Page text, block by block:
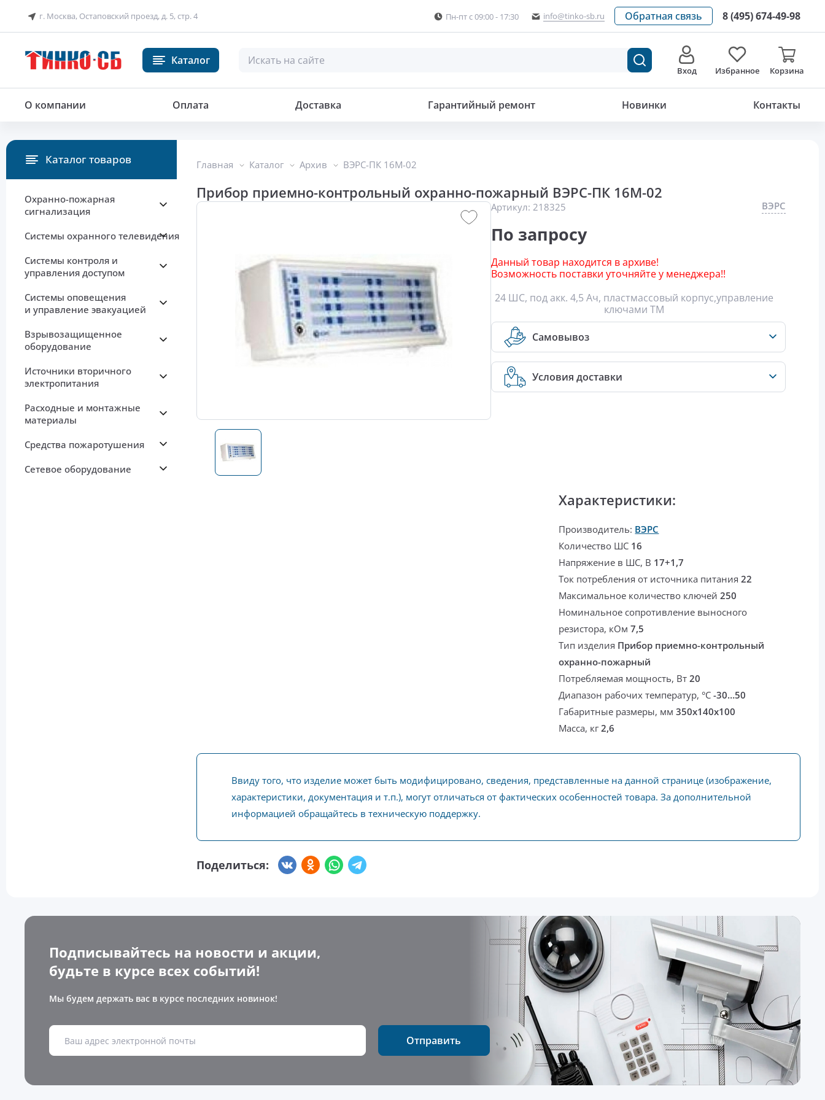
г. Москва, Остаповский проезд, д. 5, стр. 4 Пн-пт с 09:00 - 17:30 info@tinko-sb.ru Обратная связь 8 (495) 674-49-98
Каталог
Вход Избранное Корзина
О компании Оплата Доставка Гарантийный ремонт Новинки Контакты
Главная Каталог Архив ВЭРС-ПК 16М-02
Прибор приемно-контрольный охранно-пожарный ВЭРС-ПК 16М-02
Артикул: 218325 ВЭРС
По запросу
Данный товар находится в архиве!
Возможность поставки уточняйте у менеджера!!
24 ШС, под акк. 4,5 Ач, пластмассовый корпус,управление
ключами ТМ
Самовывоз
Условия доставки
Характеристики:
Производитель: ВЭРС
Количество ШС 16
Напряжение в ШС, В 17+1,7
Ток потребления от источника питания22
Максимальное количество ключей250
Номинальное сопротивление выносного
резистора, кОм7,5
Тип изделия Прибор приемно-контрольный
охранно-пожарный
Потребляемая мощность, Вт20
Диапазон рабочих температур, °С-30…50
Габаритные размеры, мм350х140х100
Масса, кг2,6
Ввиду того, что изделие может быть модифицировано, сведения, представленные на данной странице (изображение,
характеристики, документация и т.п.), могут отличаться от фактических особенностей товара. За дополнительной
информацией обращайтесь в техническую поддержку.
Поделиться:
Каталог товаров
Охранно-пожарная
сигнализация
Системы охранного телевидения
Системы контроля и
управления доступом
Системы оповещения
и управление эвакуацией
Взрывозащищенное
оборудование
Источники вторичного
электропитания
Расходные и монтажные
материалы
Средства пожаротушения
Сетевое оборудование
Подписывайтесь на новости и акции,
будьте в курсе всех событий!
Мы будем держать вас в курсе последних новинок!
Отправить